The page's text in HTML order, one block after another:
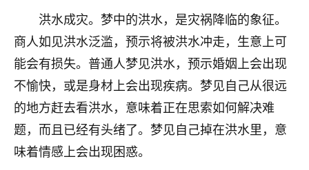
洪水成灾。梦中的洪水，是灾祸降临的象征。
商人如见洪水泛滥，预示将被洪水冲走，生意上可
能会有损失。普通人梦见洪水，预示婚姻上会出现
不愉快，或是身材上会出现疾病。梦见自己从很远
的地方赶去看洪水，意味着正在思索如何解决难
题，而且已经有头绪了。梦见自己掉在洪水里，意
味着情感上会出现困惑。
后，我以为都没戏了，结果开年一上班，开会提拔升
职第一个就是我，职务无所谓，主要是底薪加了
3000，非常开心，无论如何，感恩感谢！🙏🏻
鹿森：恭喜升职加薪！！，请客吗？�
12小时前 来自北京 32
心心相印